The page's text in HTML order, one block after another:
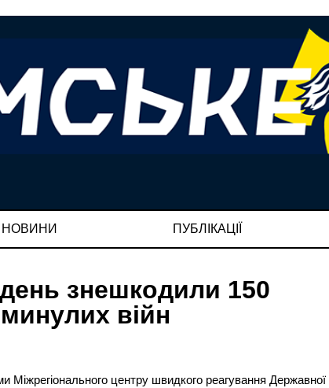
НОВИНИ ПУБЛІКАЦІЇ
знешкодили 150
війн
Міжрегіонального центру швидкого реагування